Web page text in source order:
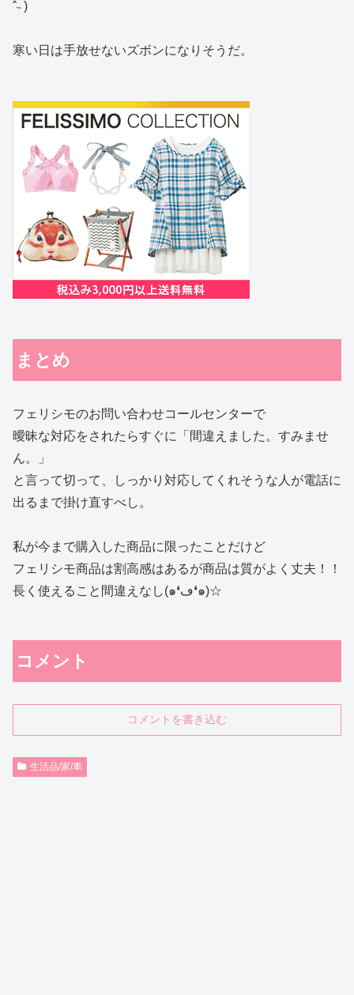
ˆ˵ )
寒い日は手放せないズボンになりそうだ。
まとめ
フェリシモのお問い合わせコールセンターで
曖昧な対応をされたらすぐに「間違えました。すみませ
ん。」
と言って切って、しっかり対応してくれそうな人が電話に
出るまで掛け直すべし。
私が今まで購入した商品に限ったことだけど
フェリシモ商品は割高感はあるが商品は質がよく丈夫！！
長く使えること間違えなし(๑❛ڡ❛๑)☆
コメント
コメントを書き込む
生活品/家/車